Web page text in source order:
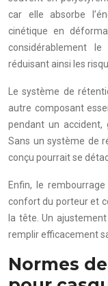
car elle absorbe
cinétique en
considérablement
réduisant ainsi les
Le système de
autre composant
pendant un accident,
Sans un système de
conçu pourrait se
Enfin, le
confort du porteur et
la tête. Un
remplir efficacement
Normes